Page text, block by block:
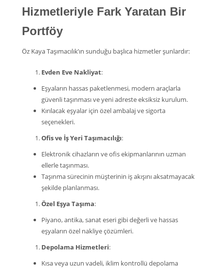
Hizmetleriyle Fark Yaratan Bir
Portföy
Öz Kaya Taşımacılık’ın sunduğu başlıca hizmetler şunlardır:
Evden Eve Nakliyat:
Eşyaların hassas paketlenmesi, modern araçlarla
güvenli taşınması ve yeni adreste eksiksiz kurulum.
Kırılacak eşyalar için özel ambalaj ve sigorta
seçenekleri.
Ofis ve İş Yeri Taşımacılığı:
Elektronik cihazların ve ofis ekipmanlarının uzman
ellerle taşınması.
Taşınma sürecinin müşterinin iş akışını aksatmayacak
şekilde planlanması.
Özel Eşya Taşıma:
Piyano, antika, sanat eseri gibi değerli ve hassas
eşyaların özel nakliye çözümleri.
Depolama Hizmetleri:
Kısa veya uzun vadeli, iklim kontrollü depolama